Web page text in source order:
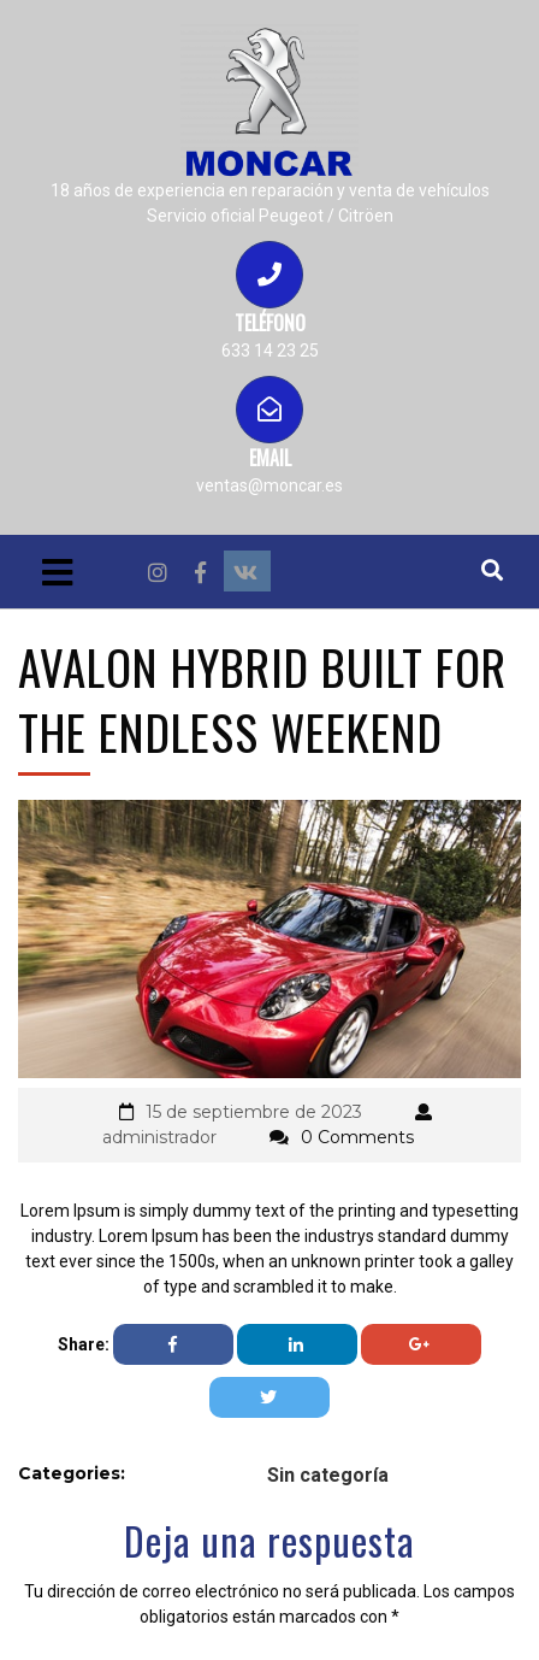
18 años de experiencia en reparación y venta de vehículos
Servicio oficial Peugeot / Citröen
TELÉFONO
633 14 23 25
EMAIL
ventas@moncar.es
AVALON HYBRID BUILT FOR
THE ENDLESS WEEKEND
15 de septiembre de 2023
administrador
0 Comments
Lorem Ipsum is simply dummy text of the printing and typesetting
industry. Lorem Ipsum has been the industrys standard dummy
text ever since the 1500s, when an unknown printer took a galley
of type and scrambled it to make.
Share:
Categories: Sin categoría
Deja una respuesta
Tu dirección de correo electrónico no será publicada. Los campos
obligatorios están marcados con *